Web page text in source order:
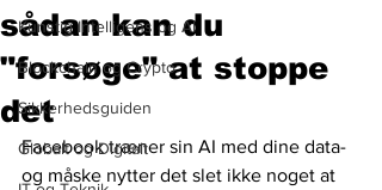
Kunstig Intelligens og AI
Blockchain og Crypto
Sikkerhedsguiden
Globalt og Digitalt
sådan kan du
"forsøge" at stoppe
det
Facebook træner sin AI med dine data-
og måske nytter det slet ikke noget at